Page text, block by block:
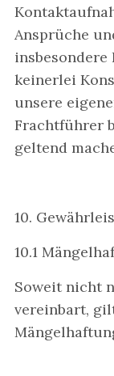
Ansprüche
keinerlei
unsere
Frachtführer
geltend
10.
10.1
Soweit nicht
vereinbart,